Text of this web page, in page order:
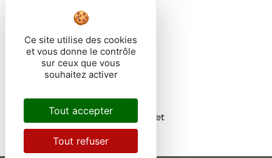
Nous écrire
Mon trajet
Ce site utilise des cookies
et vous donne le contrôle
sur ceux que vous
souhaitez activer
Tout accepter
Tout refuser